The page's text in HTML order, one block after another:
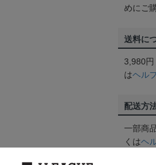
めにご
送料に
3,980円
はヘル
配送方
一部商
くはヘ